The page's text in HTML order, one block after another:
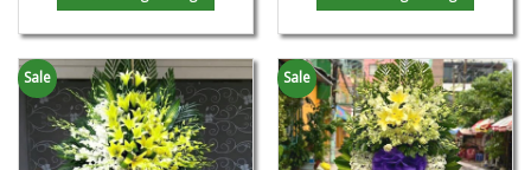
Sale Sale